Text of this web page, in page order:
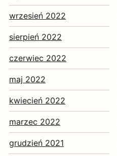
wrzesień 2022
sierpień 2022
czerwiec 2022
maj 2022
kwiecień 2022
marzec 2022
grudzień 2021